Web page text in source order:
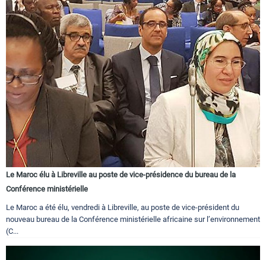
Le Maroc élu à Libreville au poste de vice-présidence du bureau de la
Conférence ministérielle
Le Maroc a été élu, vendredi à Libreville, au poste de vice-président du
nouveau bureau de la Conférence ministérielle africaine sur l’environnement
(C...